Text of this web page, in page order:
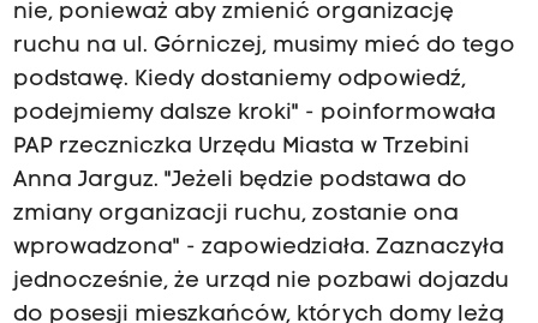
nie, ponieważ aby zmienić organizację
ruchu na ul. Górniczej, musimy mieć do tego
podstawę. Kiedy dostaniemy odpowiedź,
podejmiemy dalsze kroki" - poinformowała
PAP rzeczniczka Urzędu Miasta w Trzebini
Anna Jarguz. "Jeżeli będzie podstawa do
zmiany organizacji ruchu, zostanie ona
wprowadzona" - zapowiedziała. Zaznaczyła
jednocześnie, że urząd nie pozbawi dojazdu
do posesji mieszkańców, których domy leżą